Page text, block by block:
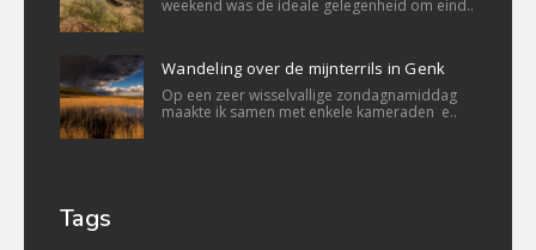
weekend was de ideale gelegenheid om eind..
Wandeling over de mijnterrils in Genk
Op een zeer wisselvallige zondagnamiddag
maakte ik samen met enkele kameraden e..
Tags